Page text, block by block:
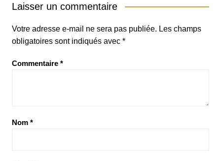
Laisser un commentaire
Votre adresse e-mail ne sera pas publiée. Les champs
obligatoires sont indiqués avec *
Commentaire *
Nom *